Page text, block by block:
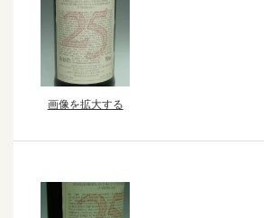
画像を拡大する